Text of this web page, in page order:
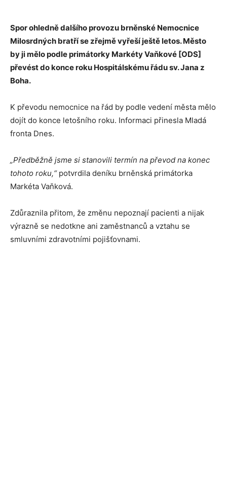
Spor ohledně dalšího provozu brněnské Nemocnice
Milosrdných bratří se zřejmě vyřeší ještě letos. Město
by ji mělo podle primátorky Markéty Vaňkové [ODS]
převést do konce roku Hospitálskému řádu sv. Jana z
Boha.
K převodu nemocnice na řád by podle vedení města mělo
dojít do konce letošního roku. Informaci přinesla Mladá
fronta Dnes.
„Předběžně jsme si stanovili termín na převod na konec
tohoto roku,“potvrdila deníku brněnská primátorka
Markéta Vaňková.
Zdůraznila přitom, že změnu nepoznají pacienti a nijak
výrazně se nedotkne ani zaměstnanců a vztahu se
smluvními zdravotními pojišťovnami.